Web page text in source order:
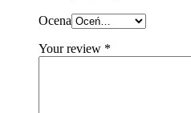
Ocena
Your review *